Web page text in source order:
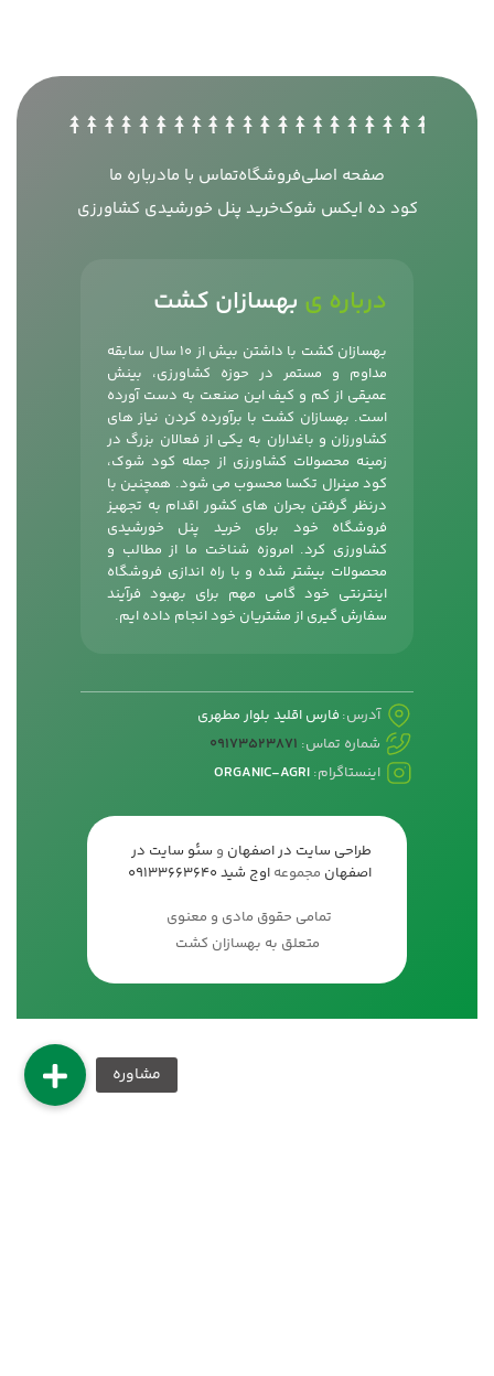
صفحه اصلیفروشگاهتماس با مادرباره ما
کود ده ایکس شوکخرید پنل خورشیدی کشاورزی
درباره ی بهسازان کشت
بهسازان کشت با داشتن بیش از 10 سال سابقه
مداوم و مستمر در حوزه کشاورزی، بینش
عمیقی از کم و کیف این صنعت به دست آورده
است. بهسازان کشت با برآورده کردن نیاز های
کشاورزان و باغداران به یکی از فعالان بزرگ در
زمینه محصولات کشاورزی از جمله کود شوک،
کود مینرال تکسا محسوب می شود. همچنین با
درنظر گرفتن بحران های کشور اقدام به تجهیز
فروشگاه خود برای خرید پنل خورشیدی
کشاورزی کرد. امروزه شناخت ما از مطالب و
محصولات بیشتر شده و با راه اندازی فروشگاه
اینترنتی خود گامی مهم برای بهبود فرآیند
سفارش گیری از مشتریان خود انجام داده ایم.
آدرس: فارس اقلید بلوار مطهری
شماره تماس: 09173523871
اینستاگرام:ORGANIC-AGRI
طراحی سایت در اصفهان و سئو سایت در
اصفهان مجموعه اوج شید 09133663640
تمامی حقوق مادی و معنوی
متعلق به بهسازان کشت